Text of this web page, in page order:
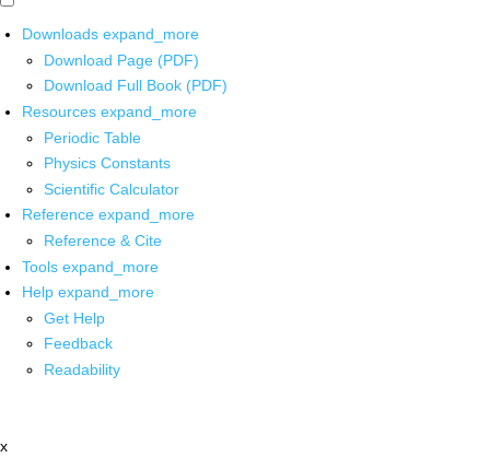
Downloads expand_more
Download Page (PDF)
Download Full Book (PDF)
Resources expand_more
Periodic Table
Physics Constants
Scientific Calculator
Reference expand_more
Reference & Cite
Tools expand_more
Help expand_more
Get Help
Feedback
Readability
x